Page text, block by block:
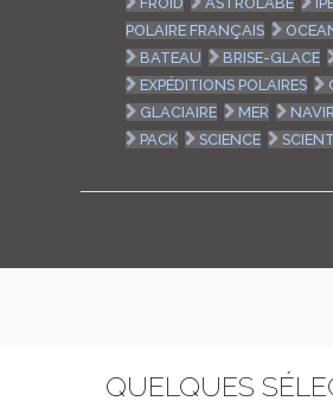
POLAIRE FRANÇAIS
BATEAU
BRISE-GLACE
EXPÉDITIONS POLAIRES
GLACIAIRE
MER
PACK
SCIENCE
QUELQUES